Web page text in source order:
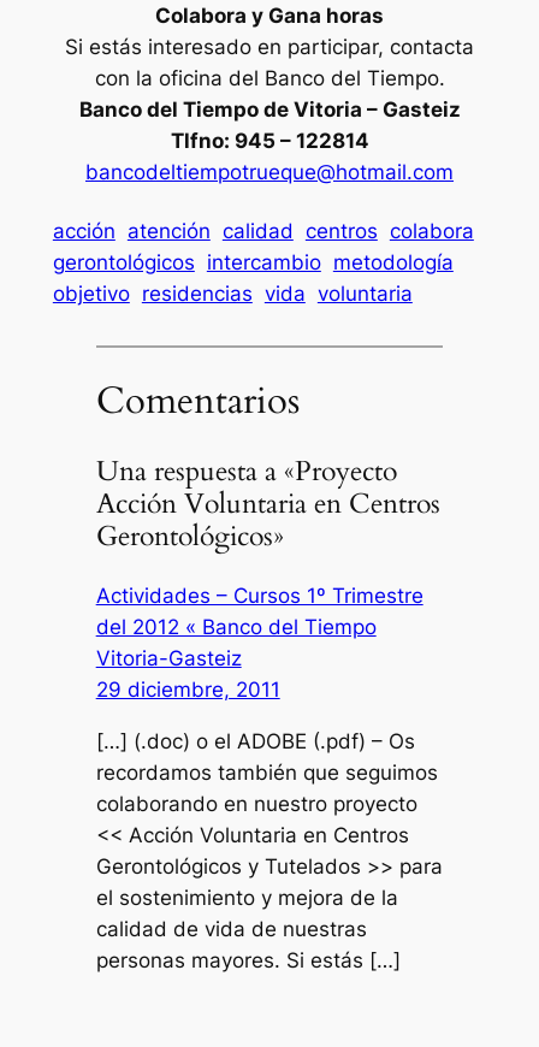
Colabora y Gana horas
Si estás interesado en participar, contacta
con la oficina del Banco del Tiempo.
Banco del Tiempo de Vitoria – Gasteiz
Tlfno: 945 – 122814
bancodeltiempotrueque@hotmail.com
acción atención calidad centros colabora
gerontológicos intercambio metodología
objetivo residencias vida voluntaria
Comentarios
Una respuesta a «Proyecto
Acción Voluntaria en Centros
Gerontológicos»
Actividades – Cursos 1º Trimestre
del 2012 « Banco del Tiempo
Vitoria-Gasteiz
29 diciembre, 2011
[…] (.doc) o el ADOBE (.pdf) – Os
recordamos también que seguimos
colaborando en nuestro proyecto
<< Acción Voluntaria en Centros
Gerontológicos y Tutelados >> para
el sostenimiento y mejora de la
calidad de vida de nuestras
personas mayores. Si estás […]